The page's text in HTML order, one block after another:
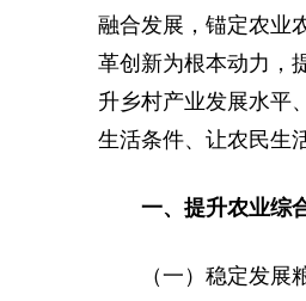
融合发展，锚定农业
革创新为根本动力，
升乡村产业发展水平
生活条件、让农民生
一、提升农业综
（一）稳定发